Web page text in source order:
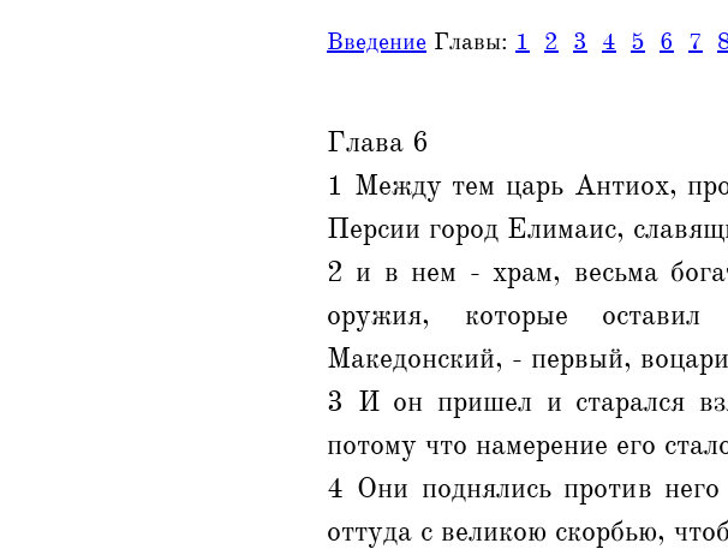
Введение Главы: 1 2 3 4 5 6 7
Глава 6
1 Между тем царь Антиох,
Персии город Елимаис,
2 и в нем - храм, весьма
оружия, которые
Македонский, - первый,
3 И он пришел и старался
потому что намерение его
4 Они поднялись против
оттуда с великою скорбью,